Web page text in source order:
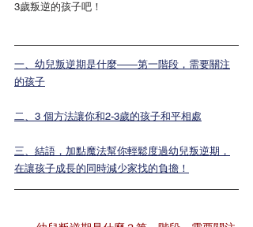
3歲叛逆的孩子吧！
一、幼兒叛逆期是什麼——第一階段，需要關注
的孩子
二、3 個方法讓你和2-3歲的孩子和平相處
三、結語，加點魔法幫你輕鬆度過幼兒叛逆期，
在讓孩子成長的同時減少家找的負擔！